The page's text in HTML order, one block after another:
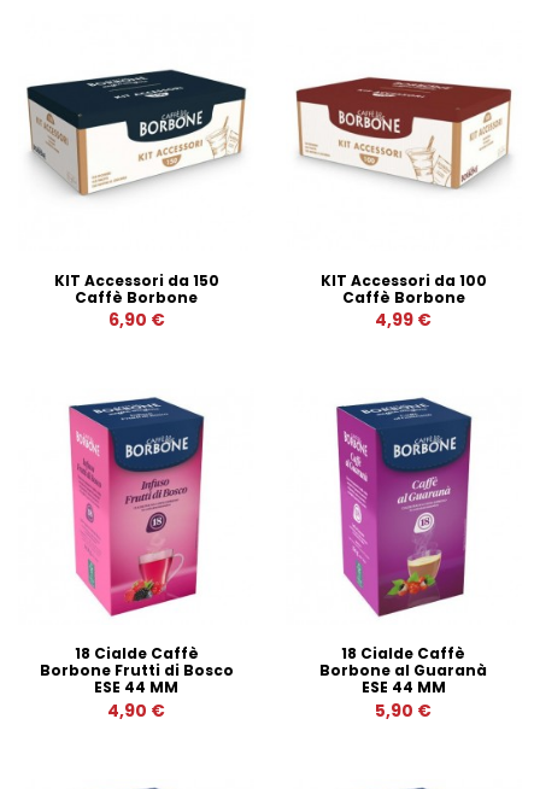
KIT Accessori da 150
Caffè Borbone
6,90 €
KIT Accessori da 100
Caffè Borbone
4,99 €
18 Cialde Caffè
Borbone Frutti di Bosco
ESE 44 MM
4,90 €
18 Cialde Caffè
Borbone al Guaranà
ESE 44 MM
5,90 €